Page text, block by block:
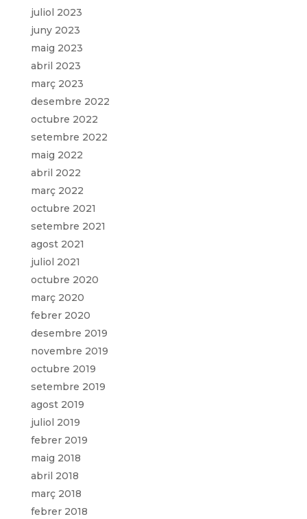
juliol 2023
juny 2023
maig 2023
abril 2023
març 2023
desembre 2022
octubre 2022
setembre 2022
maig 2022
abril 2022
març 2022
octubre 2021
setembre 2021
agost 2021
juliol 2021
octubre 2020
març 2020
febrer 2020
desembre 2019
novembre 2019
octubre 2019
setembre 2019
agost 2019
juliol 2019
febrer 2019
maig 2018
abril 2018
març 2018
febrer 2018